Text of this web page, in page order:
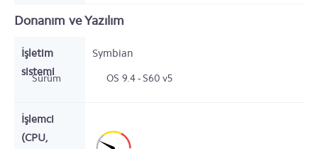
Donanım ve Yazılım
İşletim
sistemi
Symbian
Sürüm OS 9.4 - S60 v5
İşlemci
(CPU,